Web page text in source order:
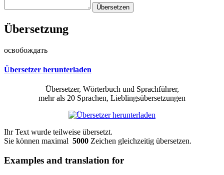
Übersetzung
освобождать
Übersetzer herunterladen
Übersetzer, Wörterbuch und Sprachführer,
mehr als 20 Sprachen, Lieblingsübersetzungen
Ihr Text wurde teilweise übersetzt.
Sie können maximal 5000 Zeichen gleichzeitig übersetzen.
Examples and translation for